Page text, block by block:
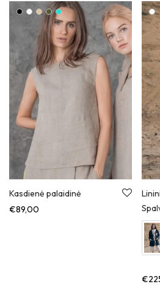
Kasdienė palaidinė
€89,00
€